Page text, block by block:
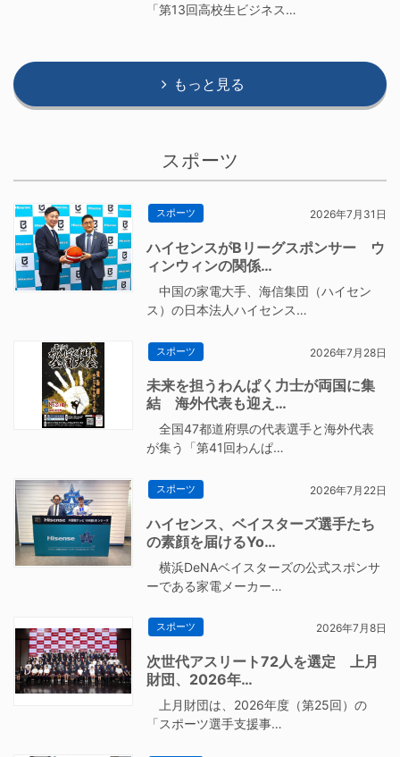
「第13回高校生ビジネス…
もっと見る
スポーツ
スポーツ 2026年7月31日
ハイセンスがBリーグスポンサー ウ
ィンウィンの関係…
中国の家電大手、海信集団（ハイセン
ス）の日本法人ハイセンス…
スポーツ 2026年7月28日
未来を担うわんぱく力士が両国に集
結 海外代表も迎え…
全国47都道府県の代表選手と海外代表
が集う「第41回わんぱ…
スポーツ 2026年7月22日
ハイセンス、ベイスターズ選手たち
の素顔を届けるYo…
横浜DeNAベイスターズの公式スポンサ
ーである家電メーカー…
スポーツ 2026年7月8日
次世代アスリート72人を選定 上月
財団、2026年…
上月財団は、2026年度（第25回）の
「スポーツ選手支援事…